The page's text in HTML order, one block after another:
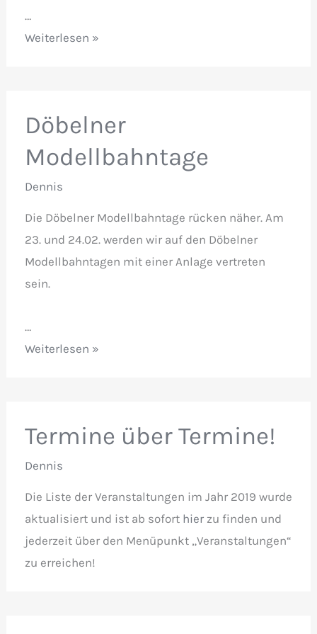
…
Döbeln
wars!
Weiterlesen »
Döbelner
Modellbahntage
Dennis
Die Döbelner Modellbahntage rücken näher. Am
23. und 24.02. werden wir auf den Döbelner
Modellbahntagen mit einer Anlage vertreten
sein.
…
Döbelner
Weiterlesen »
Termine über Termine!
Dennis
Die Liste der Veranstaltungen im Jahr 2019 wurde
aktualisiert und ist ab sofort hierzu finden und
jederzeit über den Menüpunkt „Veranstaltungen“
zu erreichen!